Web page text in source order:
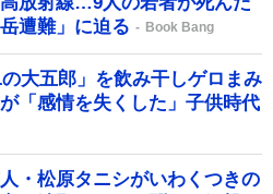
遭難」に迫る
Book Bang
大五郎」を飲み干しゲロまみ
「感情を失くした」子供時代
・松原タニシがいわくつきの